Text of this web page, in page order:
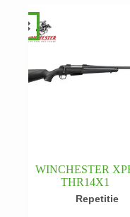
WINCHESTER
THR14X1
Repetitie